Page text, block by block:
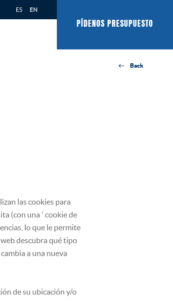
ES EN
PÍDENOS PRESUPUESTO
Back
las cookies para
(con una ' cookie de
lo que le permite
descubra qué tipo
a una nueva
de su ubicación y/o